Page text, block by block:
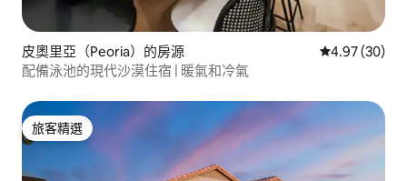
皮奧里亞（Peoria）的房源 從 30 則評價
4.97 (30)
配備泳池的現代沙漠住宿 | 暖氣和冷氣
旅客精選
旅客精選